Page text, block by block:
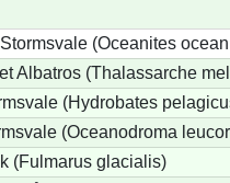
(Oceanites
Albatros (Thalassarche
(Hydrobates
(Oceanodroma
(Fulmarus glacialis)